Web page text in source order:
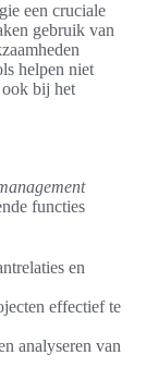
een cruciale
gebruik van
helpen niet
ook bij het
functies
en
effectief te
analyseren van